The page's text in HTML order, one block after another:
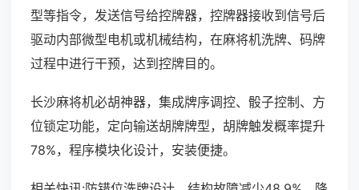
型等指令，发送信号给控牌器，控牌器接收到信号后
驱动内部微型电机或机械结构，在麻将机洗牌、码牌
过程中进行干预，达到控牌目的。
长沙麻将机必胡神器，集成牌序调控、骰子控制、方
位锁定功能，定向输送胡牌牌型，胡牌触发概率提升
78%，程序模块化设计，安装便捷。